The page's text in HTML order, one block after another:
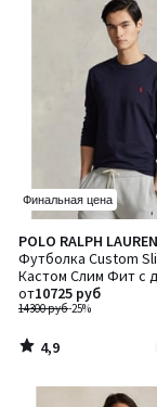
Финальная цена
POLO RALPH LAUREN
Футболка Custom
Кастом Слим Фит с
рукавом
14300 руб-25%
от10725 руб
4,9
/ 5
Количество
цветов:
2
4,9
/